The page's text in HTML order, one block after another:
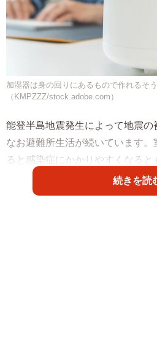
加湿器は身の回りにあるもので作れる
（KMPZZZ/stock.adobe.com）
能登半島地震発生によって地震の
なお避難所生活が続いています
ると感染症にかかりやすくなる
り、避難所内では寒さ対策に加え
えたいもの。防災に関するアイデ
続きを読